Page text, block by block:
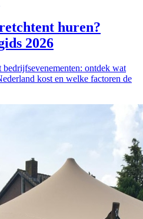
huren?
2026
ontdek wat
kost en welke factoren de